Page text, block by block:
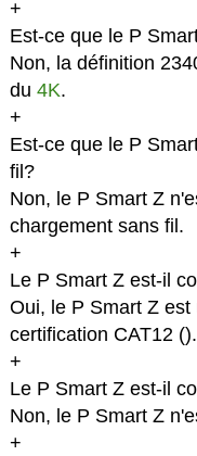
+
Est-ce que le P
Non, la définition
du 4K.
+
Est-ce que le P
fil?
Non, le P Smart Z
chargement sans fil.
+
Le P Smart Z est-il
Oui, le P Smart Z
certification CAT12 ().
+
Le P Smart Z est-il
Non, le P Smart Z
+